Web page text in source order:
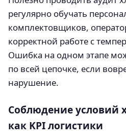
регулярно обучать
комплектовщиков,
корректной работе с
Ошибка на одном этапе
по всей цепочке, если
нарушение.
Соблюдение условий
как KPI логистики